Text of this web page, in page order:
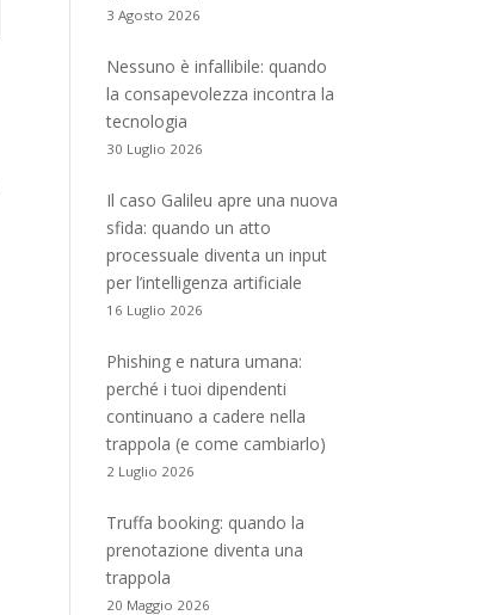
3 Agosto 2026
Nessuno è infallibile: quando
la consapevolezza incontra la
tecnologia
30 Luglio 2026
Il caso Galileu apre una nuova
sfida: quando un atto
processuale diventa un input
per l’intelligenza artificiale
16 Luglio 2026
Phishing e natura umana:
perché i tuoi dipendenti
continuano a cadere nella
trappola (e come cambiarlo)
2 Luglio 2026
Truffa booking: quando la
prenotazione diventa una
trappola
20 Maggio 2026